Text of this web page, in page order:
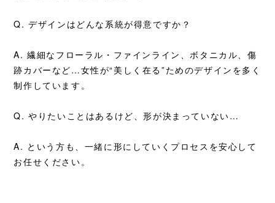
Q. デザインはどんな系統が得意ですか？
A. 繊細なフローラル・ファインライン、ボタニカル、傷
跡カバーなど…女性が“美しく在る”ためのデザインを多く
制作しています。
Q. やりたいことはあるけど、形が決まっていない…
A. という方も、一緒に形にしていくプロセスを安心して
お任せください。